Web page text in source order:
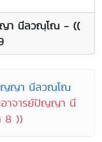
ญา นีลวณฺโณ - ((
ปัญญา นีลวณฺโณ
าจารย์ปัญญา นี
8 ))